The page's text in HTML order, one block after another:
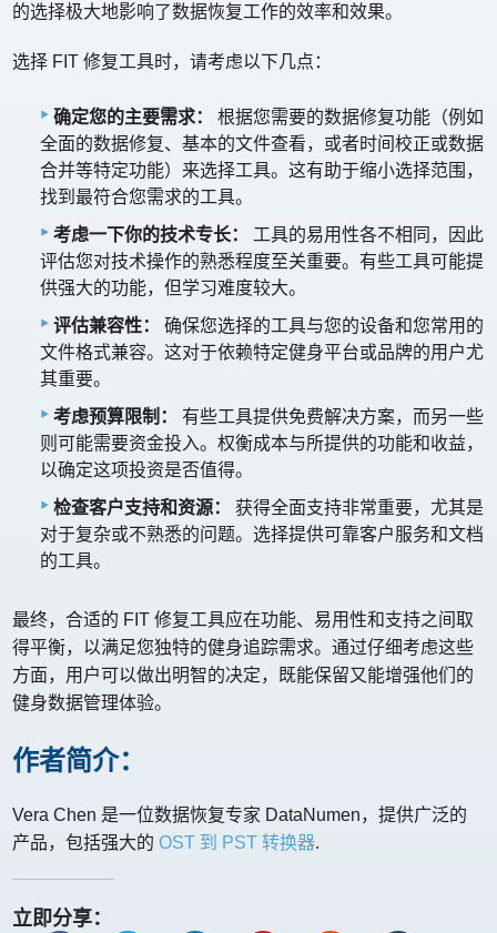
的选择极大地影响了数据恢复工作的效率和效果。
选择 FIT 修复工具时，请考虑以下几点：
确定您的主要需求：
根据您需要的数据修复功能（例如
全面的数据修复、基本的文件查看，或者时间校正或数据
合并等特定功能）来选择工具。这有助于缩小选择范围，
找到最符合您需求的工具。
考虑一下你的技术专长：
工具的易用性各不相同，因此
评估您对技术操作的熟悉程度至关重要。有些工具可能提
供强大的功能，但学习难度较大。
评估兼容性：
确保您选择的工具与您的设备和您常用的
文件格式兼容。这对于依赖特定健身平台或品牌的用户尤
其重要。
考虑预算限制：
有些工具提供免费解决方案，而另一些
则可能需要资金投入。权衡成本与所提供的功能和收益，
以确定这项投资是否值得。
检查客户支持和资源：
获得全面支持非常重要，尤其是
对于复杂或不熟悉的问题。选择提供可靠客户服务和文档
的工具。
最终，合适的 FIT 修复工具应在功能、易用性和支持之间取
得平衡，以满足您独特的健身追踪需求。通过仔细考虑这些
方面，用户可以做出明智的决定，既能保留又能增强他们的
健身数据管理体验。
作者简介：
Vera Chen 是一位数据恢复专家 DataNumen，提供广泛的
产品，包括强大的OST 到 PST 转换器.
立即分享：